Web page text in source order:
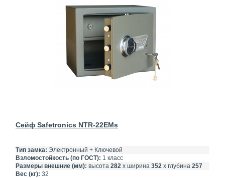
Сейф Safetronics NTR-22EMs
Тип замка: Электронный + Ключевой
Взломостойкость (по ГОСТ): 1 класс
Размеры внешние (мм): высота 282 х ширина 352 х глубина 257
Вес (кг): 32